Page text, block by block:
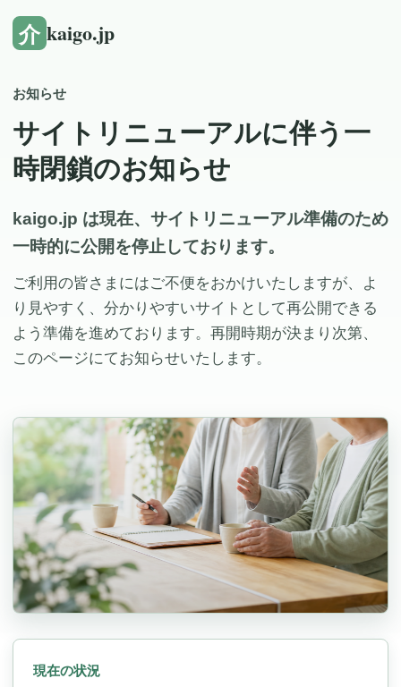
介 kaigo.jp
お知らせ
サイトリニューアルに伴う一
時閉鎖のお知らせ
kaigo.jp は現在、サイトリニューアル準備のため
一時的に公開を停止しております。
ご利用の皆さまにはご不便をおかけいたしますが、よ
り見やすく、分かりやすいサイトとして再公開できる
よう準備を進めております。再開時期が決まり次第、
このページにてお知らせいたします。
現在の状況